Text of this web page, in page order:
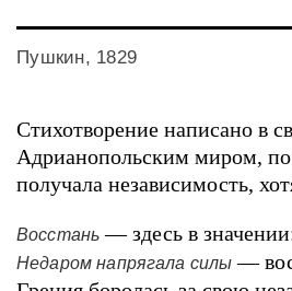
Пушкин, 1829
Стихотворение написано в
Адрианопольским миром,
получала независимость,
Восстань — здесь в
Недаром напрягала силы —